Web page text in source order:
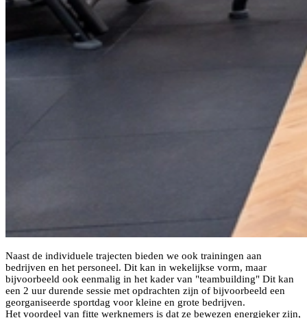
Naast de individuele trajecten bieden we ook trainingen aan
bedrijven en het personeel. Dit kan in wekelijkse vorm, maar
bijvoorbeeld ook eenmalig in het kader van "teambuilding" Dit kan
een 2 uur durende sessie met opdrachten zijn of bijvoorbeeld een
georganiseerde sportdag voor kleine en grote bedrijven.
Het voordeel van fitte werknemers is dat ze bewezen energieker zijn,